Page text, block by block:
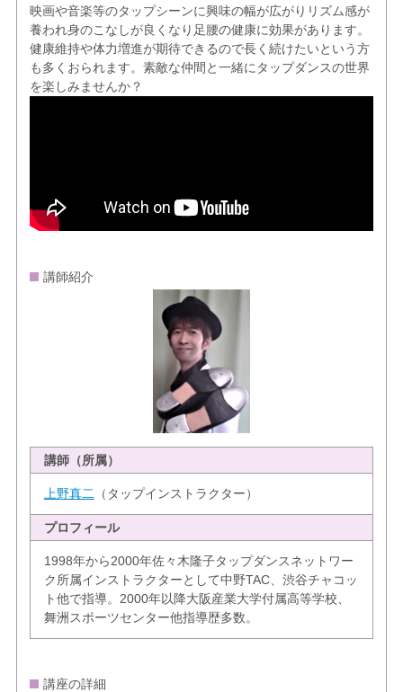
映画や音楽等のタップシーンに興味の幅が広がりリズム感が
養われ身のこなしが良くなり足腰の健康に効果があります。
健康維持や体力増進が期待できるので長く続けたいという方
も多くおられます。素敵な仲間と一緒にタップダンスの世界
を楽しみませんか？
講師紹介
講師（所属）
上野真二 （タップインストラクター）
プロフィール
1998年から2000年佐々木隆子タップダンスネットワー
ク所属インストラクターとして中野TAC、渋谷チャコッ
ト他で指導。2000年以降大阪産業大学付属高等学校、
舞洲スポーツセンター他指導歴多数。
講座の詳細